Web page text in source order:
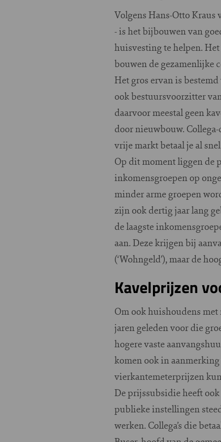
Volgens Hans-Otto
- is het bijbouwen van
huisvesting te helpen.
bouwen de gezamenlijke
Het gros ervan is
ook bestuursvoorzitter
daarvoor meestal geen
door nieuwbouw.
vrije markt betaal je al
Op dit moment liggen de
inkomensgroepen op
minder arme groepen
zijn ook dertig jaar lang
de laagste
aan. Deze krijgen bij
(‘Wohngeld’), maar de
Kavelprijzen
Om ook huishoudens
jaren geleden voor die
hogere vaste
komen ook in
vierkantemeterprijzen
De prijssubsidie heeft
publieke instellingen
werken. Collega’s die